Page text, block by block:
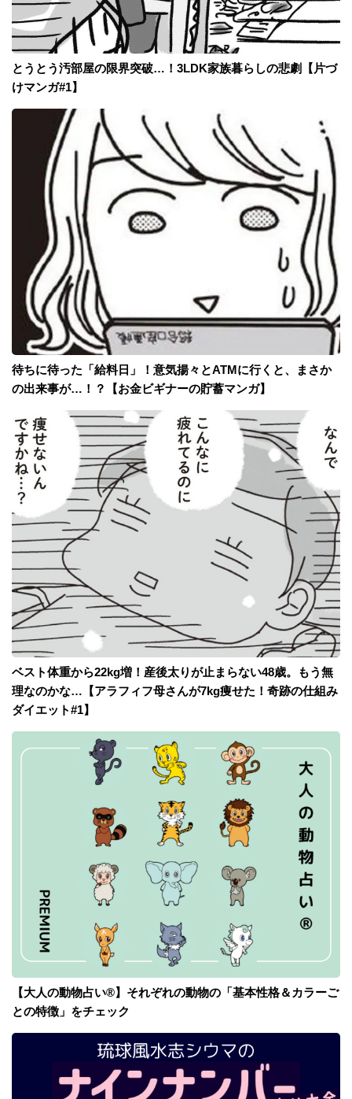
とうとう汚部屋の限界突破…！3LDK家族暮らしの悲劇【片づ
けマンガ#1】
待ちに待った「給料日」！意気揚々とATMに行くと、まさか
の出来事が…！？【お金ビギナーの貯蓄マンガ】
ベスト体重から22kg増！産後太りが止まらない48歳。もう無
理なのかな…【アラフィフ母さんが7kg痩せた！奇跡の仕組み
ダイエット#1】
【大人の動物占い®】それぞれの動物の「基本性格＆カラーご
との特徴」をチェック